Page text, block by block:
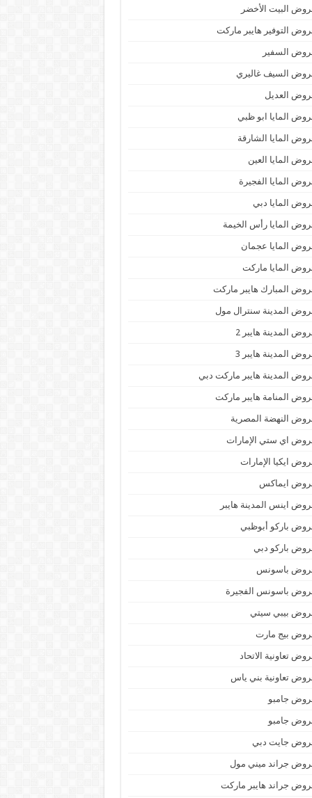
البيت الأخضر
التوفير هايبر ماركت
السفير
السيف غاليري
العديل
المايا ابو ظبي
المايا الشارقة
المايا العين
المايا الفجيرة
المايا دبي
المايا رأس الخيمة
المايا عجمان
المايا ماركت
المبارك هايبر ماركت
المدينة سنترال مول
المدينة هايبر 2
المدينة هايبر 3
المدينة هايبر ماركت دبي
المنامة هايبر ماركت
النهضة المصرية
اي ستي الإمارات
ايكيا الإمارات
ايماكس
اينس المدينة هايبر
باركو أبوظبي
باركو دبي
باسونس
باسونس الفجيرة
بيبي سيتي
بيج مارت
تعاونية الاتحاد
تعاونية بني ياس
جامبو
جامبو
جايت دبي
جراند ميني مول
جراند هايبر ماركت